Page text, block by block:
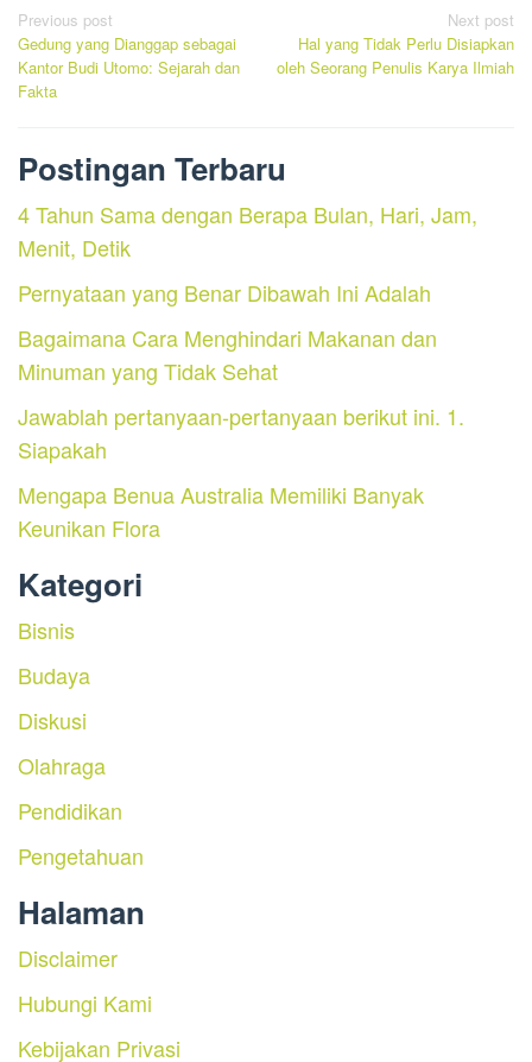
Post
navigation
Previous post
Gedung yang Dianggap sebagai
Kantor Budi Utomo: Sejarah dan
Fakta
Next post
Hal yang Tidak Perlu Disiapkan
oleh Seorang Penulis Karya Ilmiah
Postingan Terbaru
4 Tahun Sama dengan Berapa Bulan, Hari, Jam,
Menit, Detik
Pernyataan yang Benar Dibawah Ini Adalah
Bagaimana Cara Menghindari Makanan dan
Minuman yang Tidak Sehat
Jawablah pertanyaan-pertanyaan berikut ini. 1.
Siapakah
Mengapa Benua Australia Memiliki Banyak
Keunikan Flora
Kategori
Bisnis
Budaya
Diskusi
Olahraga
Pendidikan
Pengetahuan
Halaman
Disclaimer
Hubungi Kami
Kebijakan Privasi